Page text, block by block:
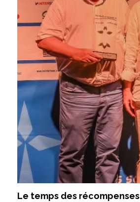
Le temps des récompenses